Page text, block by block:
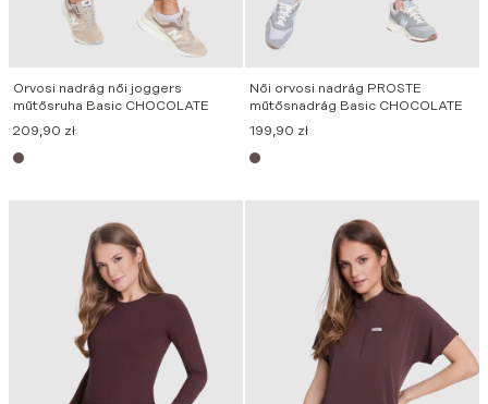
Orvosi nadrág női joggers
műtősruha Basic CHOCOLATE
209,90 zł
Női orvosi nadrág PROSTE
műtősnadrág Basic CHOCOLATE
199,90 zł